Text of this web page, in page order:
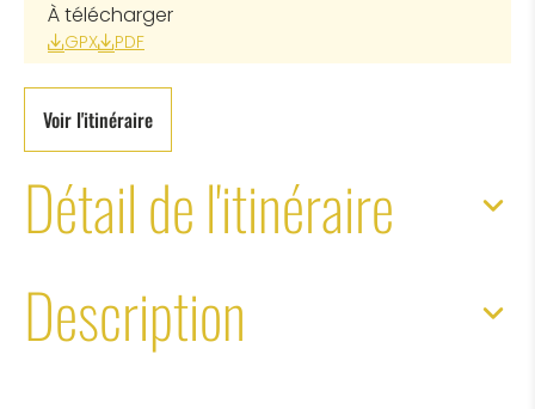
Détail de l'itinéraire
Description
À télécharger
GPX PDF
Voir l'itinéraire